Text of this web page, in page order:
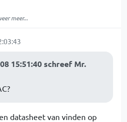
meer...
15:51:40 schreef Mr.
datasheet van vinden op